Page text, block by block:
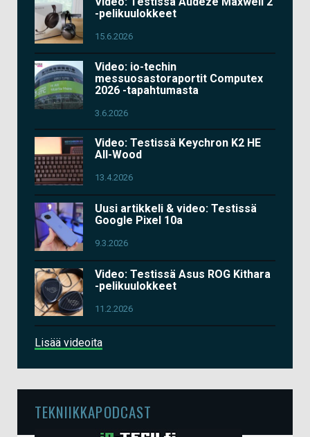
-pelikuulokkeet
15.6.2026
Video: io-techin
messuosastoraportit Computex
2026 -tapahtumasta
3.6.2026
Video: Testissä Keychron K2 HE
All-Wood
13.4.2026
Uusi artikkeli & video: Testissä
Google Pixel 10a
9.3.2026
Video: Testissä Asus ROG Kithara
-pelikuulokkeet
11.2.2026
Lisää videoita
TEKNIIKKAPODCAST